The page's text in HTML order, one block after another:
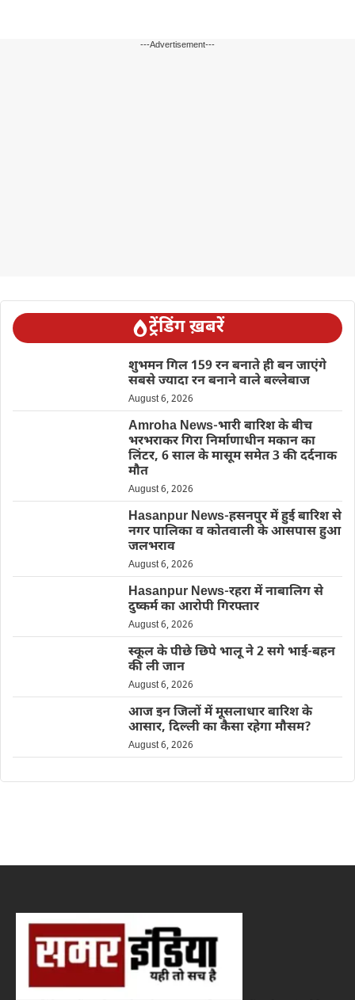
---Advertisement---
ट्रेंडिंग ख़बरें
शुभमन गिल 159 रन बनाते ही बन जाएंगे
सबसे ज्यादा रन बनाने वाले बल्लेबाज
August 6, 2026
Amroha News-भारी बारिश के बीच
भरभराकर गिरा निर्माणाधीन मकान का
लिंटर, 6 साल के मासूम समेत 3 की दर्दनाक
मौत
August 6, 2026
Hasanpur News-हसनपुर में हुई बारिश से
नगर पालिका व कोतवाली के आसपास हुआ
जलभराव
August 6, 2026
Hasanpur News-रहरा में नाबालिग से
दुष्कर्म का आरोपी गिरफ्तार
August 6, 2026
स्कूल के पीछे छिपे भालू ने 2 सगे भाई-बहन
की ली जान
August 6, 2026
आज इन जिलों में मूसलाधार बारिश के
आसार, दिल्ली का कैसा रहेगा मौसम?
August 6, 2026